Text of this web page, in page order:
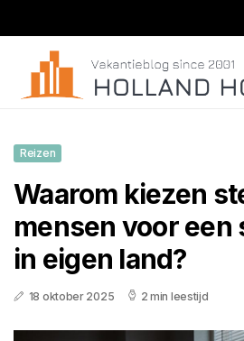
Reizen
Waarom kiezen
mensen voor een
in eigen land?
18 oktober 2025 2 min leestijd